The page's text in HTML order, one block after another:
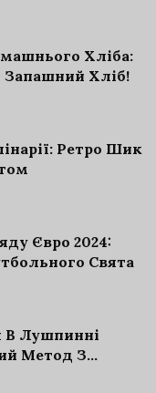
Хліба:
Хліб!
Ретро Шик
Євро 2024:
Свята
В Лушпинні
Метод З